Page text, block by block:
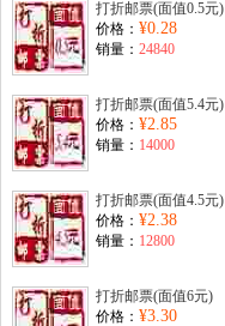
打折邮票(面值0.5元)
价格： ¥0.28
销量： 24840
打折邮票(面值5.4元)
价格： ¥2.85
销量： 14000
打折邮票(面值4.5元)
价格： ¥2.38
销量： 12800
打折邮票(面值6元)
价格： ¥3.30